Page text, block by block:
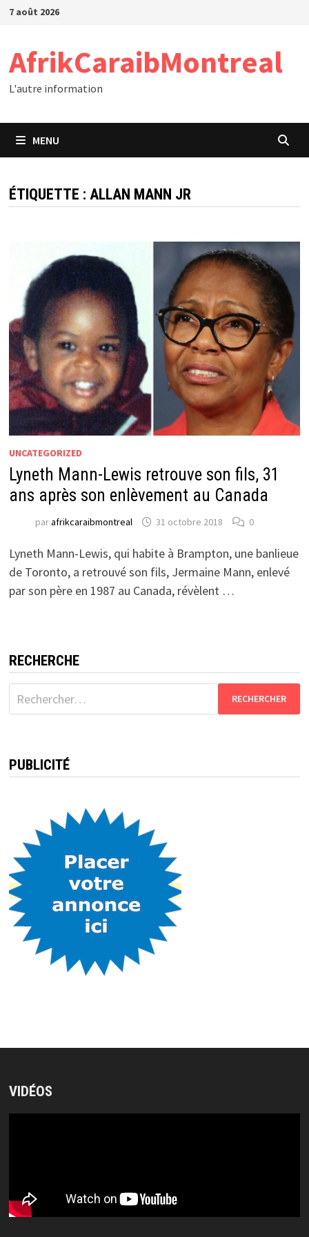
Passer
7 août 2026
AfrikCaraibMontreal
L'autre information
MENU
ÉTIQUETTE : ALLAN MANN JR
UNCATEGORIZED
Lyneth Mann-Lewis retrouve son fils, 31
ans après son enlèvement au Canada
parafrikcaraibmontreal 31 octobre 2018 0
Lyneth Mann-Lewis, qui habite à Brampton, une banlieue
de Toronto, a retrouvé son fils, Jermaine Mann, enlevé
par son père en 1987 au Canada, révèlent …
RECHERCHE
Rechercher :
PUBLICITÉ
VIDÉOS